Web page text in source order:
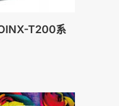
T200系